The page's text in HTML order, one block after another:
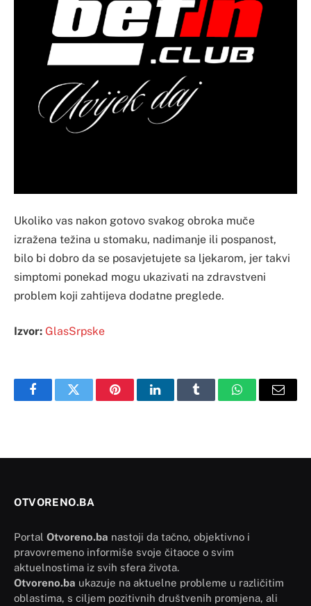
Ukoliko vas nakon gotovo svakog obroka muče
izražena težina u stomaku, nadimanje ili pospanost,
bilo bi dobro da se posavjetujete sa ljekarom, jer takvi
simptomi ponekad mogu ukazivati na zdravstveni
problem koji zahtijeva dodatne preglede.
Izvor: GlasSrpske
FacebookTwitter PinterestLinkedInTumblr WhatsAppEmail
OTVORENO.BA
Portal Otvoreno.ba nastoji da tačno, objektivno i
pravovremeno informiše svoje čitaoce o svim
aktuelnostima iz svih sfera života.
Otvoreno.ba ukazuje na aktuelne probleme u različitim
oblastima, s ciljem pozitivnih društvenih promjena, ali